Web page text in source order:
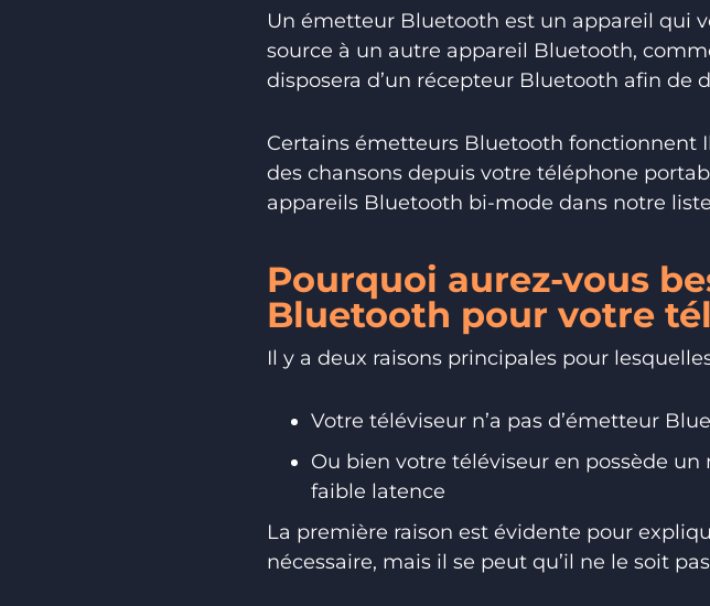
Un émetteur Bluetooth est un appareil qui
source à un autre appareil Bluetooth,
disposera d’un récepteur Bluetooth afin
Certains émetteurs Bluetooth fonctionnent
des chansons depuis votre téléphone
appareils Bluetooth bi-mode dans notre
Pourquoi aurez-vous
Bluetooth pour votre
Il y a deux raisons principales pour
Votre téléviseur n’a pas d’émetteur
Ou bien votre téléviseur en possède
faible latence
La première raison est évidente pour
nécessaire, mais il se peut qu’il ne le soit